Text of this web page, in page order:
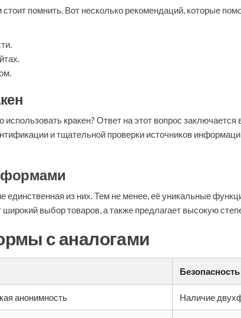
помнить. Вот несколько рекомендаций, которые
кракен? Ответ на этот вопрос
и тщательной проверки источников
из них. Тем не менее, её уникальные
широкий выбор товаров, а также предлагает высокую
с аналогами
Безопасность
анонимность Наличие